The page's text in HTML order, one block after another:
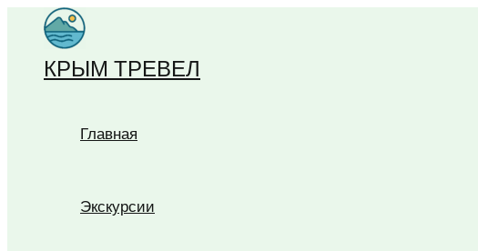
Перейти
содержимому
КРЫМ ТРЕВЕЛ
Главная
Экскурсии